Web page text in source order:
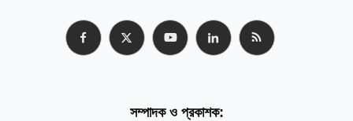
সম্পাদক ও প্রকাশক: